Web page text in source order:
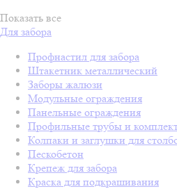
Показать все
Для забора
Профнастил для забора
Штакетник металлический
Заборы жалюзи
Модульные ограждения
Панельные ограждения
Профильные трубы и
Колпаки и заглушки для
Пескобетон
Крепеж для забора
Краска для подкрашивания